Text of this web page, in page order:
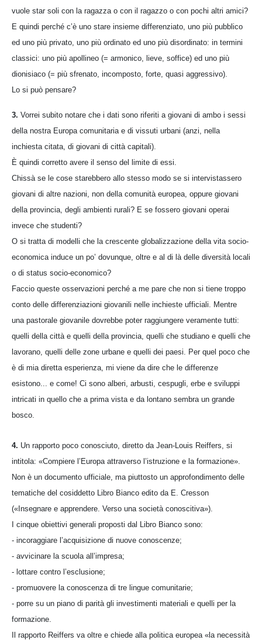
vuole star soli con la ragazza o con il ragazzo o con pochi altri amici?
E quindi perché c’è uno stare insieme differenziato, uno più pubblico
ed uno più privato, uno più ordinato ed uno più disordinato: in termini
classici: uno più apollineo (= armonico, lieve, soffice) ed uno più
dionisiaco (= più sfrenato, incomposto, forte, quasi aggressivo).
Lo si può pensare?
3. Vorrei subito notare che i dati sono riferiti a giovani di ambo i sessi
della nostra Europa comunitaria e di vissuti urbani (anzi, nella
inchiesta citata, di giovani di città capitali).
È quindi corretto avere il senso del limite di essi.
Chissà se le cose starebbero allo stesso modo se si intervistassero
giovani di altre nazioni, non della comunità europea, oppure giovani
della provincia, degli ambienti rurali? E se fossero giovani operai
invece che studenti?
O si tratta di modelli che la crescente globalizzazione della vita socio-
economica induce un po’ dovunque, oltre e al di là delle diversità locali
o di status socio-economico?
Faccio queste osservazioni perché a me pare che non si tiene troppo
conto delle differenziazioni giovanili nelle inchieste ufficiali. Mentre
una pastorale giovanile dovrebbe poter raggiungere veramente tutti:
quelli della città e quelli della provincia, quelli che studiano e quelli che
lavorano, quelli delle zone urbane e quelli dei paesi. Per quel poco che
è di mia diretta esperienza, mi viene da dire che le differenze
esistono... e come! Ci sono alberi, arbusti, cespugli, erbe e sviluppi
intricati in quello che a prima vista e da lontano sembra un grande
bosco.
4. Un rapporto poco conosciuto, diretto da Jean-Louis Reiffers, si
intitola: «Compiere l’Europa attraverso l’istruzione e la formazione».
Non è un documento ufficiale, ma piuttosto un approfondimento delle
tematiche del cosiddetto Libro Bianco edito da E. Cresson
(«Insegnare e apprendere. Verso una società conoscitiva»).
I cinque obiettivi generali proposti dal Libro Bianco sono:
- incoraggiare l’acquisizione di nuove conoscenze;
- avvicinare la scuola all’impresa;
- lottare contro l’esclusione;
- promuovere la conoscenza di tre lingue comunitarie;
- porre su un piano di parità gli investimenti materiali e quelli per la
formazione.
Il rapporto Reiffers va oltre e chiede alla politica europea «la necessità